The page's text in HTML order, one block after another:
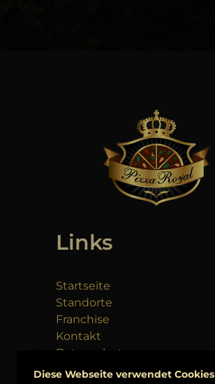
Diese Webseite verwendet Cookies
Links
Startseite
Standorte
Franchise
Kontakt
Datenschutz
Impressum